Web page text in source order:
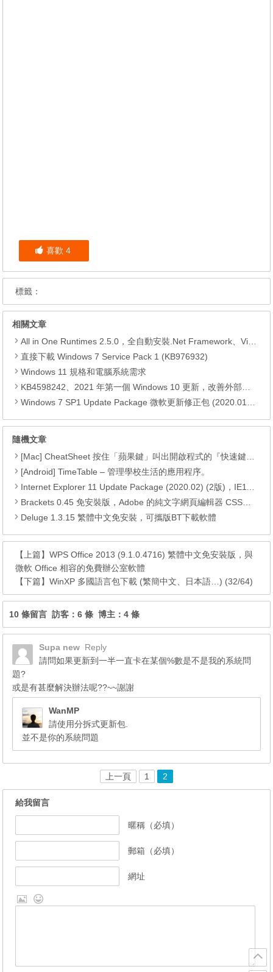
喜歡 4
標籤：
相關文章
All in One Runtimes 2.5.0，全自動安裝.Net Framework、Visual C++、DirectX、Flash Player、JRE
直接下載 Windows 7 Service Pack 1 (KB976932)
Windows 11 規格和電腦系統需求
KB4598242、2021 年第一個 Windows 10 更新，改善外部裝置安全性、解決HTTPS安全漏洞、印表機呼叫(RPC)漏洞
Windows 7 SP1 Update Package 微軟更新修正包 (2020.01月份)
隨機文章
[Mac] CheatSheet 按住「蘋果鍵」叫出開啟程式的『快速鍵列表』
[Android] TimeTable – 管理學校生活的應用程序。
Internet Explorer 11 Update Package (2020.02) (2版)，IE11升級檔及所有更新檔
Brackets 0.45 免安裝版，Adobe 的純文字網頁編輯器 CSS快速編輯
Deluge 1.3.15 繁體中文免安裝，可攜版BT下載軟體
【上篇】WPS Office 2013 (9.1.0.4716) 繁體中文免安裝版，與
微軟 Office 相容的免費辦公室軟體
【下篇】WinXP 多國語言包下載 (繁簡中文、日本語…) (32/64)
10 條留言 訪客：6 條 博主：4 條
Supa new Reply
請問如果更新到一半一直卡在某個%數是不是我的系統問
題?
或是有甚麼解決辦法呢??~~謝謝
WanMP
請使用分拆式更新包.
並不是你的系統問題
上一頁 1 2
給我留言
暱稱（必填）
郵箱（必填）
網址